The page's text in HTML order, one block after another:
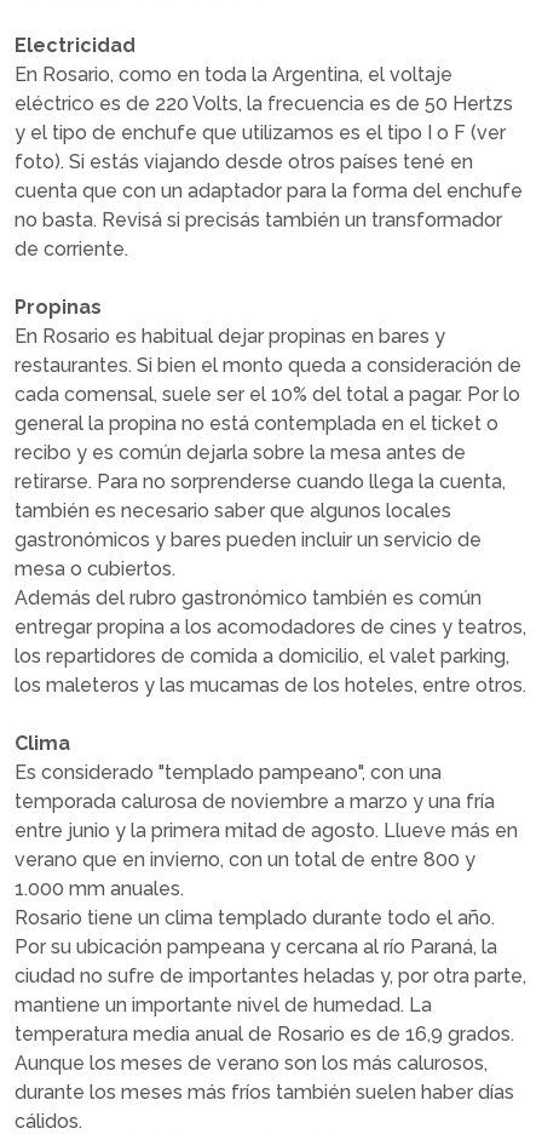
Electricidad
En Rosario, como en toda la Argentina, el voltaje
eléctrico es de 220 Volts, la frecuencia es de 50 Hertzs
y el tipo de enchufe que utilizamos es el tipo I o F (ver
foto). Si estás viajando desde otros países tené en
cuenta que con un adaptador para la forma del enchufe
no basta. Revisá si precisás también un transformador
de corriente.
Propinas
En Rosario es habitual dejar propinas en bares y
restaurantes. Si bien el monto queda a consideración de
cada comensal, suele ser el 10% del total a pagar. Por lo
general la propina no está contemplada en el ticket o
recibo y es común dejarla sobre la mesa antes de
retirarse. Para no sorprenderse cuando llega la cuenta,
también es necesario saber que algunos locales
gastronómicos y bares pueden incluir un servicio de
mesa o cubiertos.
Además del rubro gastronómico también es común
entregar propina a los acomodadores de cines y teatros,
los repartidores de comida a domicilio, el valet parking,
los maleteros y las mucamas de los hoteles, entre otros.
Clima
Es considerado "templado pampeano", con una
temporada calurosa de noviembre a marzo y una fría
entre junio y la primera mitad de agosto. Llueve más en
verano que en invierno, con un total de entre 800 y
1.000 mm anuales.
Rosario tiene un clima templado durante todo el año.
Por su ubicación pampeana y cercana al río Paraná, la
ciudad no sufre de importantes heladas y, por otra parte,
mantiene un importante nivel de humedad. La
temperatura media anual de Rosario es de 16,9 grados.
Aunque los meses de verano son los más calurosos,
durante los meses más fríos también suelen haber días
cálidos.